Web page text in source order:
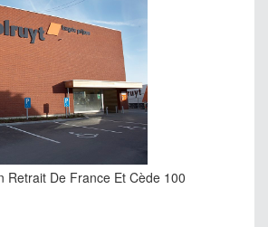
Retrait De France Et Cède 100